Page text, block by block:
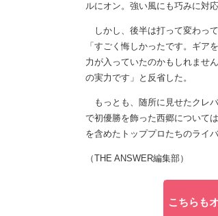
ルにオン。強い風にも巧みに対応
しかし、後半は打って変わっ
「すごく悔しかったです。ギア
力が入っていたのかもしれませ
の実力です」と反省した。
もっとも、随所に見せたクレ
で初優勝を飾った西郷について
を含めたトッププロたちのライ
（THE ANSWER編集部）
こちらも